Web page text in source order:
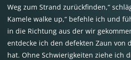
Weg zum Strand zurückfinden,“
Kamele walke up,“ befehle ich und
in die Richtung aus der wir
entdecke ich den defekten Zaun von
hat. Ohne Schwierigkeiten ziehe ich